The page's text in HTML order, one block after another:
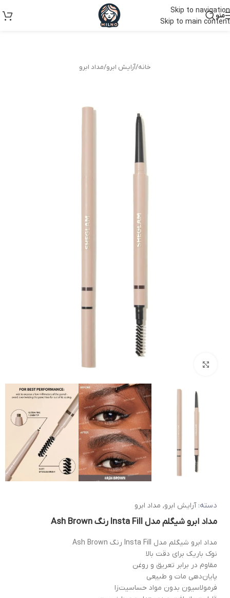
Skip to navigation
Skip to main content
منو
خانه/آرایش ابرو/مداد ابرو
دسته: آرایش ابرو, مداد ابرو
مداد ابرو شیگلم مدل Insta Fill رنگ Ash Brown
مداد ابرو شیگلم مدل Insta Fill رنگ Ash Brown
نوک باریک برای دقت بالا
مقاوم در برابر تعریق و روغن
پایان‌دهی مات و طبیعی
فرمولاسیون بدون مواد حساسیت‌زا